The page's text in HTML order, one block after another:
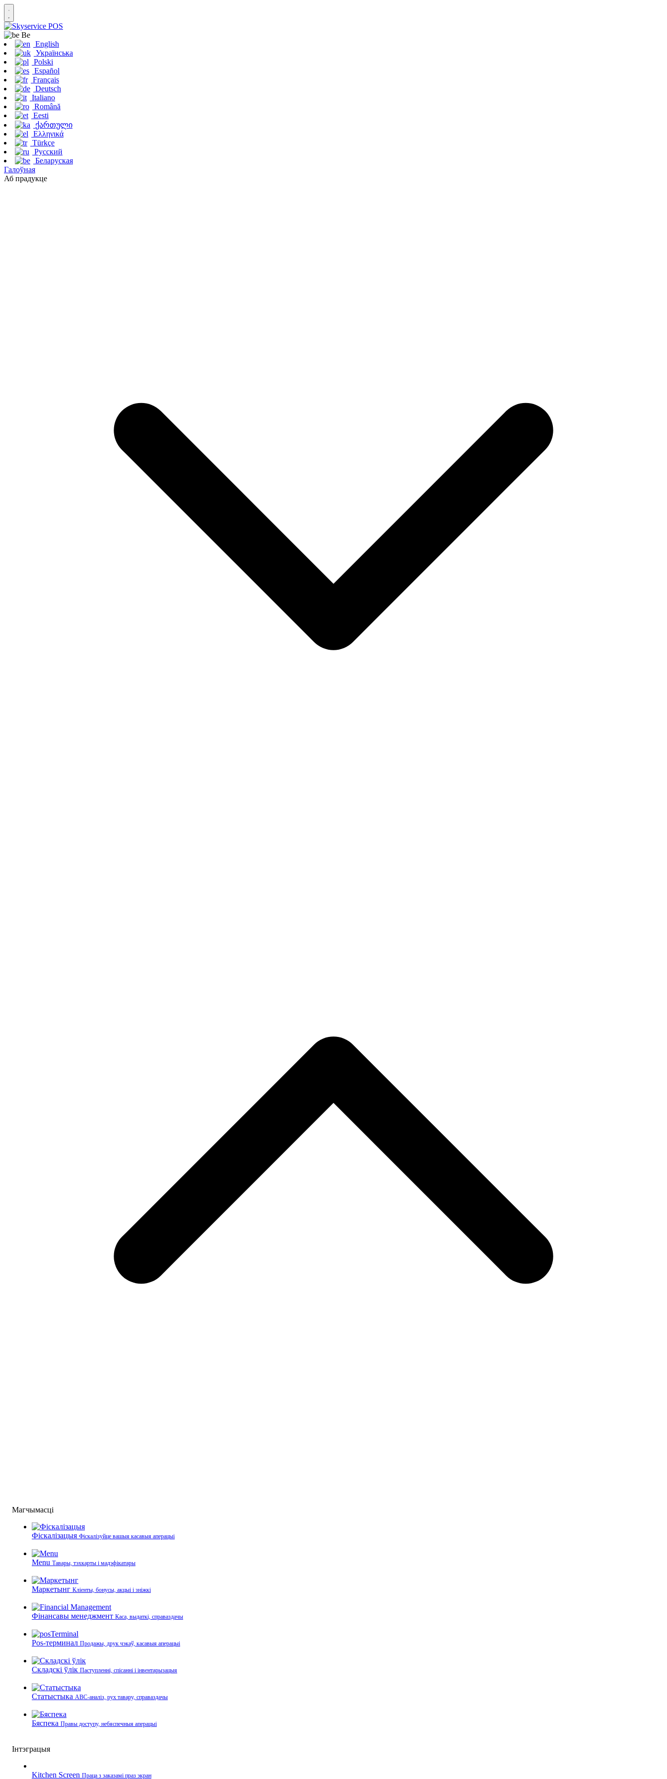
Be
English
Українська
Polski
Español
Français
Deutsch
Italiano
Română
Eesti
ქართული
Ελληνικά
Türkçe
Русский
Беларуская
Галоўная
Аб прадукце
Магчымасці
Фіскалізацыя Фіскалізуйце вашыя касавыя аперацыі
Menu Тавары, тэхкарты і мадэфікатары
Маркетынг Кліенты, бонусы, акцыі і зніжкі
Фінансавы менеджмент Каса, выдаткі, справаздачы
Pos-терминал Продажы, друк чэкаў, касавыя аперацыі
Складскі ўлік Паступленні, спісанні і інвентарызацыя
Статыстыка ABC-аналіз, рух тавару, справаздачы
Бяспека Правы доступу, небяспечныя аперацыі
Інтэграцыя
Kitchen Screen Праца з заказамі праз экран